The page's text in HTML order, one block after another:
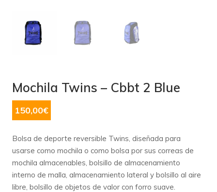
Mochila Twins – Cbbt 2 Blue
150,00€
Bolsa de deporte reversible Twins, diseñada para
usarse como mochila o como bolsa por sus correas de
mochila almacenables, bolsillo de almacenamiento
interno de malla, almacenamiento lateral y bolsillo al aire
libre, bolsillo de objetos de valor con forro suave.